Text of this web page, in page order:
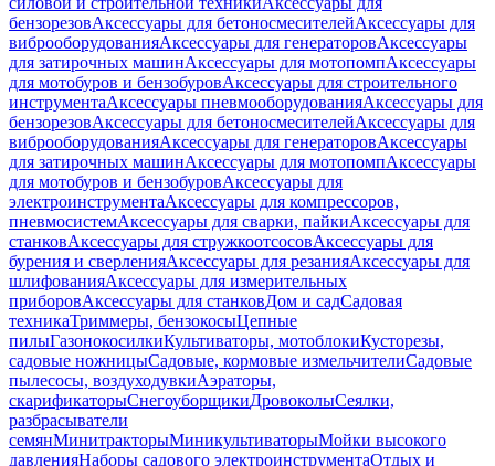
бензорезовАксессуары для бетоносмесителейАксессуары для
виброоборудованияАксессуары для генераторовАксессуары
для затирочных машинАксессуары для мотопомпАксессуары
для мотобуров и бензобуровАксессуары для строительного
инструментаАксессуары пневмооборудованияАксессуары для
бензорезовАксессуары для бетоносмесителейАксессуары для
виброоборудованияАксессуары для генераторовАксессуары
для затирочных машинАксессуары для мотопомпАксессуары
для мотобуров и бензобуровАксессуары для
электроинструментаАксессуары для компрессоров,
пневмосистемАксессуары для сварки, пайкиАксессуары для
станковАксессуары для стружкоотсосовАксессуары для
бурения и сверленияАксессуары для резанияАксессуары для
шлифованияАксессуары для измерительных
приборовАксессуары для станковДом и садСадовая
техникаТриммеры, бензокосыЦепные
пилыГазонокосилкиКультиваторы, мотоблокиКусторезы,
садовые ножницыСадовые, кормовые измельчителиСадовые
пылесосы, воздуходувкиАэраторы,
скарификаторыСнегоуборщикиДровоколыСеялки,
разбрасыватели
семянМинитракторыМиникультиваторыМойки высокого
давленияНаборы садового электроинструментаОтдых и